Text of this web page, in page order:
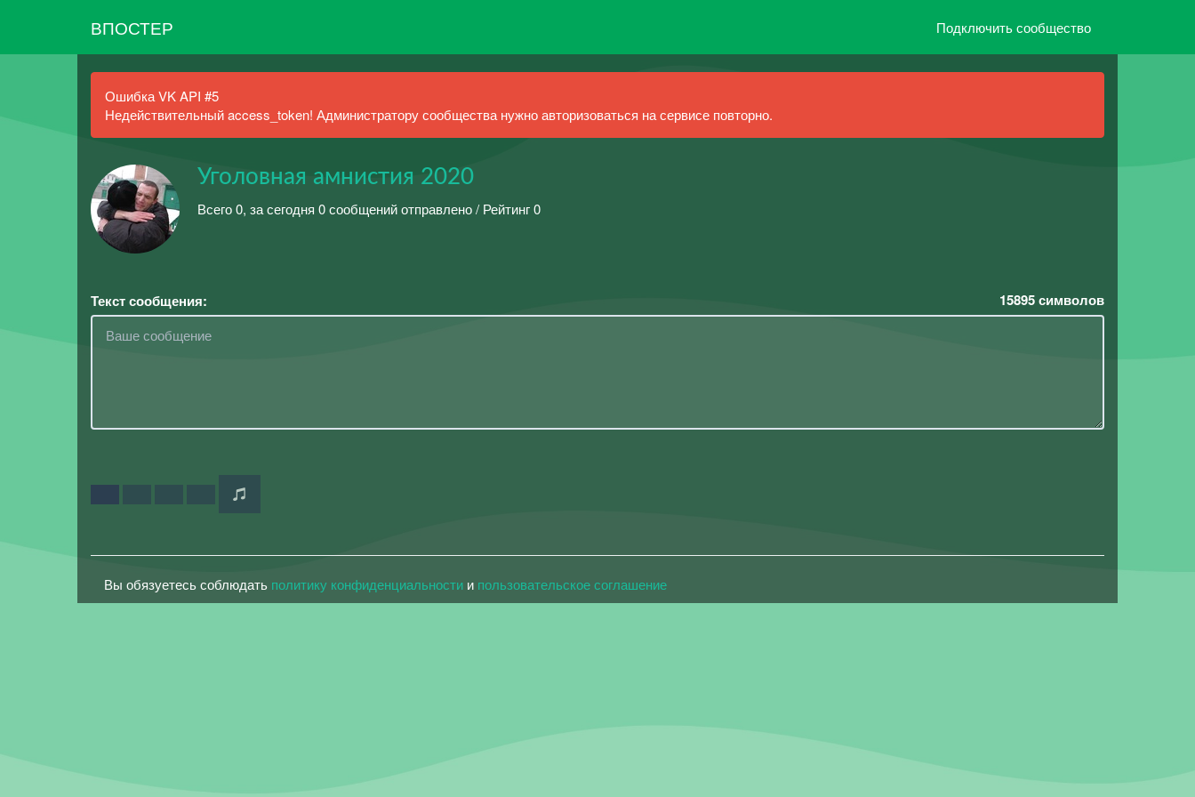
ВПОСТЕР Подключить сообщество
Ошибка VK API #5
Недействительный access_token! Администратору сообщества нужно авторизоваться на сервисе повторно.
Уголовная амнистия 2020
Всего 0, за сегодня 0 сообщений отправлено / Рейтинг 0
Текст сообщения: 15895символов
Вы обязуетесь соблюдать политику конфиденциальности и пользовательское соглашение